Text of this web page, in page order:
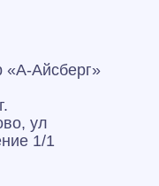
ул
1/1